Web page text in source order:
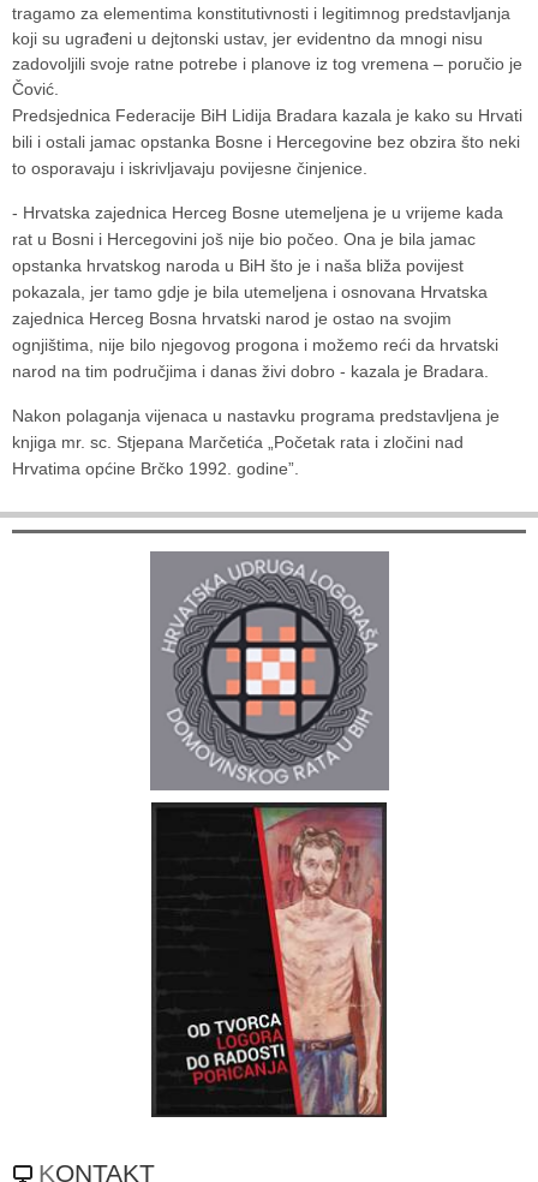
tragamo za elementima konstitutivnosti i legitimnog predstavljanja
koji su ugrađeni u dejtonski ustav, jer evidentno da mnogi nisu
zadovoljili svoje ratne potrebe i planove iz tog vremena – poručio je
Čović.
Predsjednica Federacije BiH Lidija Bradara kazala je kako su Hrvati
bili i ostali jamac opstanka Bosne i Hercegovine bez obzira što neki
to osporavaju i iskrivljavaju povijesne činjenice.
- Hrvatska zajednica Herceg Bosne utemeljena je u vrijeme kada
rat u Bosni i Hercegovini još nije bio počeo. Ona je bila jamac
opstanka hrvatskog naroda u BiH što je i naša bliža povijest
pokazala, jer tamo gdje je bila utemeljena i osnovana Hrvatska
zajednica Herceg Bosna hrvatski narod je ostao na svojim
ognjištima, nije bilo njegovog progona i možemo reći da hrvatski
narod na tim područjima i danas živi dobro - kazala je Bradara.
Nakon polaganja vijenaca u nastavku programa predstavljena je
knjiga mr. sc. Stjepana Marčetića „Početak rata i zločini nad
Hrvatima općine Brčko 1992. godine”.
KONTAKT